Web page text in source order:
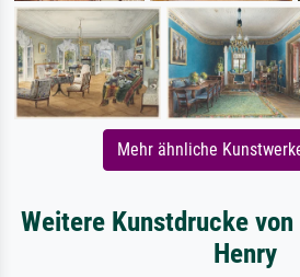
Mehr ähnliche
Weitere Kunstdrucke von
Henry